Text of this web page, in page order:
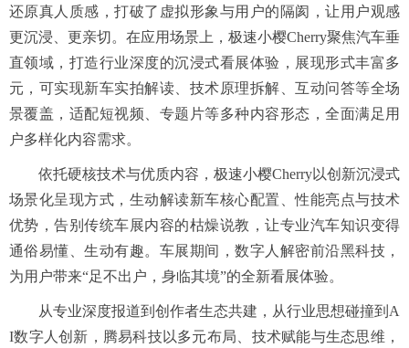
还原真人质感，打破了虚拟形象与用户的隔阂，让用户观感
更沉浸、更亲切。在应用场景上，极速小樱Cherry聚焦汽车垂
直领域，打造行业深度的沉浸式看展体验，展现形式丰富多
元，可实现新车实拍解读、技术原理拆解、互动问答等全场
景覆盖，适配短视频、专题片等多种内容形态，全面满足用
户多样化内容需求。
依托硬核技术与优质内容，极速小樱Cherry以创新沉浸式
场景化呈现方式，生动解读新车核心配置、性能亮点与技术
优势，告别传统车展内容的枯燥说教，让专业汽车知识变得
通俗易懂、生动有趣。车展期间，数字人解密前沿黑科技，
为用户带来“足不出户，身临其境”的全新看展体验。
从专业深度报道到创作者生态共建，从行业思想碰撞到A
I数字人创新，腾易科技以多元布局、技术赋能与生态思维，